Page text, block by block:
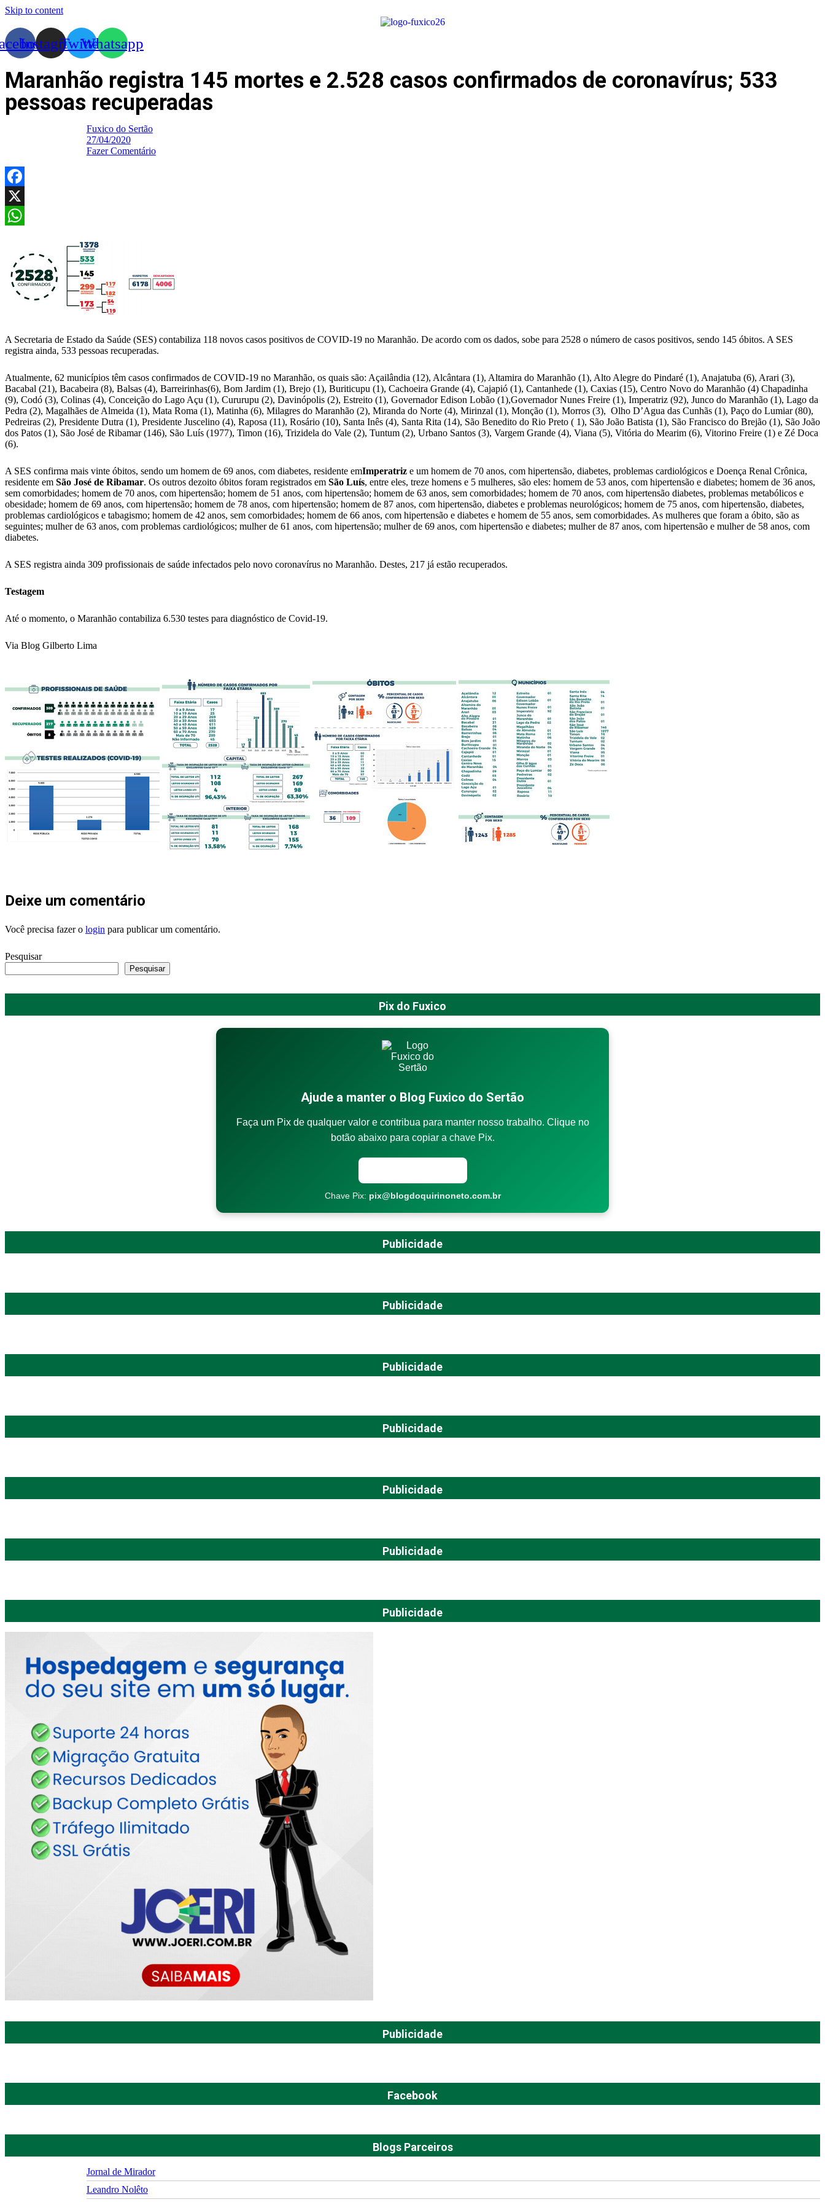
Skip to content
InstagramTwitterWhatsapp
Maranhão registra 145 mortes e 2.528 casos confirmados de coronavírus; 533
pessoas recuperadas
Fuxico do Sertão
27/04/2020
Fazer Comentário
Facebook
X
A Secretaria de Estado da Saúde (SES) contabiliza 118 novos casos positivos de COVID-19 no Maranhão. De acordo com os dados, sobe para 2528 o número de casos positivos, sendo 145 óbitos. A SES
registra ainda, 533 pessoas recuperadas.
Atualmente, 62 municípios têm casos confirmados de COVID-19 no Maranhão, os quais são: Açailândia (12), Alcântara (1), Altamira do Maranhão (1), Alto Alegre do Pindaré (1), Anajatuba (6), Arari (3),
Bacabal (21), Bacabeira (8), Balsas (4), Barreirinhas(6), Bom Jardim (1), Brejo (1), Buriticupu (1), Cachoeira Grande (4), Cajapió (1), Cantanhede (1), Caxias (15), Centro Novo do Maranhão (4) Chapadinha
(9), Codó (3), Colinas (4), Conceição do Lago Açu (1), Cururupu (2), Davinópolis (2), Estreito (1), Governador Edison Lobão (1),Governador Nunes Freire (1), Imperatriz (92), Junco do Maranhão (1), Lago da
Pedra (2), Magalhães de Almeida (1), Mata Roma (1), Matinha (6), Milagres do Maranhão (2), Miranda do Norte (4), Mirinzal (1), Monção (1), Morros (3), Olho D’Agua das Cunhãs (1), Paço do Lumiar (80),
Pedreiras (2), Presidente Dutra (1), Presidente Juscelino (4), Raposa (11), Rosário (10), Santa Inês (4), Santa Rita (14), São Benedito do Rio Preto ( 1), São João Batista (1), São Francisco do Brejão (1), São João
dos Patos (1), São José de Ribamar (146), São Luís (1977), Timon (16), Trizidela do Vale (2), Tuntum (2), Urbano Santos (3), Vargem Grande (4), Viana (5), Vitória do Mearim (6), Vitorino Freire (1) e Zé Doca
(6).
A SES confirma mais vinte óbitos, sendo um homem de 69 anos, com diabetes, residente emImperatriz e um homem de 70 anos, com hipertensão, diabetes, problemas cardiológicos e Doença Renal Crônica,
residente em São José de Ribamar. Os outros dezoito óbitos foram registrados em São Luís, entre eles, treze homens e 5 mulheres, são eles: homem de 53 anos, com hipertensão e diabetes; homem de 36 anos,
sem comorbidades; homem de 70 anos, com hipertensão; homem de 51 anos, com hipertensão; homem de 63 anos, sem comorbidades; homem de 70 anos, com hipertensão diabetes, problemas metabólicos e
obesidade; homem de 69 anos, com hipertensão; homem de 78 anos, com hipertensão; homem de 87 anos, com hipertensão, diabetes e problemas neurológicos; homem de 75 anos, com hipertensão, diabetes,
problemas cardiológicos e tabagismo; homem de 42 anos, sem comorbidades; homem de 66 anos, com hipertensão e diabetes e homem de 55 anos, sem comorbidades. As mulheres que foram a óbito, são as
seguintes; mulher de 63 anos, com problemas cardiológicos; mulher de 61 anos, com hipertensão; mulher de 69 anos, com hipertensão e diabetes; mulher de 87 anos, com hipertensão e mulher de 58 anos, com
diabetes.
A SES registra ainda 309 profissionais de saúde infectados pelo novo coronavírus no Maranhão. Destes, 217 já estão recuperados.
Testagem
Até o momento, o Maranhão contabiliza 6.530 testes para diagnóstico de Covid-19.
Via Blog Gilberto Lima
Deixe um comentário
Você precisa fazer o login para publicar um comentário.
Pesquisar
Pesquisar
Pix do Fuxico
Ajude a manter o Blog Fuxico do Sertão
Faça um Pix de qualquer valor e contribua para manter nosso trabalho. Clique no
botão abaixo para copiar a chave Pix.
Chave Pix: pix@blogdoquirinoneto.com.br
Publicidade
Publicidade
Publicidade
Publicidade
Publicidade
Publicidade
Publicidade
Publicidade
Facebook
Blogs Parceiros
Jornal de Mirador
Leandro Nolêto